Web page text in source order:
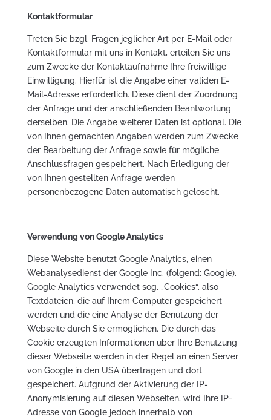
Kontaktformular
Treten Sie bzgl. Fragen jeglicher Art per E-Mail oder
Kontaktformular mit uns in Kontakt, erteilen Sie uns
zum Zwecke der Kontaktaufnahme Ihre freiwillige
Einwilligung. Hierfür ist die Angabe einer validen E-
Mail-Adresse erforderlich. Diese dient der Zuordnung
der Anfrage und der anschließenden Beantwortung
derselben. Die Angabe weiterer Daten ist optional. Die
von Ihnen gemachten Angaben werden zum Zwecke
der Bearbeitung der Anfrage sowie für mögliche
Anschlussfragen gespeichert. Nach Erledigung der
von Ihnen gestellten Anfrage werden
personenbezogene Daten automatisch gelöscht.
Verwendung von Google Analytics
Diese Website benutzt Google Analytics, einen
Webanalysedienst der Google Inc. (folgend: Google).
Google Analytics verwendet sog. „Cookies“, also
Textdateien, die auf Ihrem Computer gespeichert
werden und die eine Analyse der Benutzung der
Webseite durch Sie ermöglichen. Die durch das
Cookie erzeugten Informationen über Ihre Benutzung
dieser Webseite werden in der Regel an einen Server
von Google in den USA übertragen und dort
gespeichert. Aufgrund der Aktivierung der IP-
Anonymisierung auf diesen Webseiten, wird Ihre IP-
Adresse von Google jedoch innerhalb von